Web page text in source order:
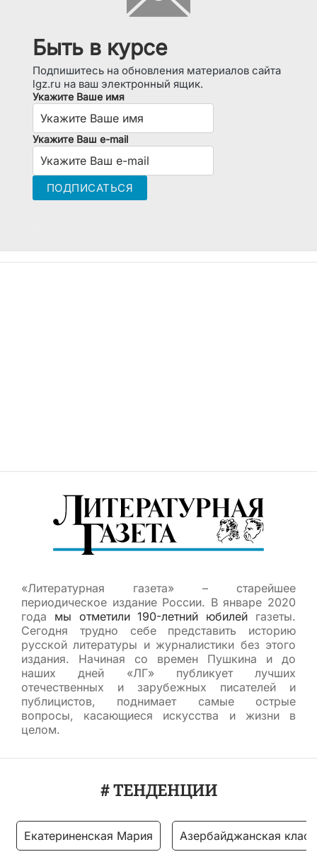
Быть в курсе
Подпишитесь на обновления материалов сайта
lgz.ru на ваш электронный ящик.
Укажите Ваше имя
Укажите Ваш e-mail
«Литературная газета» – старейшее
периодическое издание России. В январе 2020
года мы отметили 190-летний юбилей газеты.
Сегодня трудно себе представить историю
русской литературы и журналистики без этого
издания. Начиная со времен Пушкина и до
наших дней «ЛГ» публикует лучших
отечественных и зарубежных писателей и
публицистов, поднимает самые острые
вопросы, касающиеся искусства и жизни в
целом.
# ТЕНДЕНЦИИ
Екатериненская Мария Азербайджанская